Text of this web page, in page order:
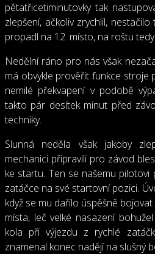
pětatřicetiminutovky tak
zlepšení, ačkoliv zrychlil,
propadl na 12. místo, na roštu
Nedělní ráno pro nás však
má obvykle prověřit funkce stroje
nemilé překvapení v podobě
takto pár desítek minut před
techniky.
Slunná neděla však jakoby
mechanici připravili pro závod
ke startu. Ten se našemu
zatáčce na své startovní pozici.
když se mu dařilo úspěšně
místa, leč velké nasazení
kola při výjezdu z rychlé
znamenal konec nadějí na slušný